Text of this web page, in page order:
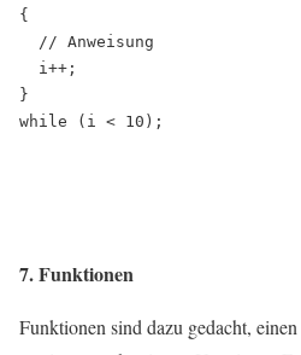
{
  // Anweisung
  i++;
}
7. Funktionen
Funktionen sind dazu gedacht,